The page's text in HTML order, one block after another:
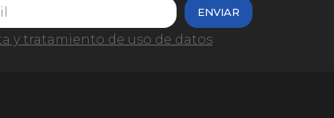
ENVIAR
y tratamiento de uso de datos